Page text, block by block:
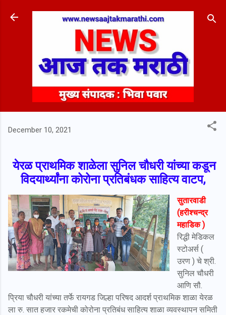
Skip to main content
December 10, 2021
येरळ प्राथमिक शाळेला सुनिल चौधरी यांच्या कडून
विदयार्थ्यांना कोरोना प्रतिबंधक साहित्य वाटप,
सुतारवाडी
(हरीश्चन्द्र
महाडिक )
रिद्धी मेडिकल
स्टोअर्स (
उरण ) चे श्री.
सुनिल चौधरी
आणि सौ.
प्रिया चौधरी यांच्या तर्फे रायगड जिल्हा परिषद आदर्श प्राथमिक शाळा येरळ
ला रु. सात हजार रकमेची कोरोना प्रतिबंध साहित्य शाळा व्यवस्थापन समिती